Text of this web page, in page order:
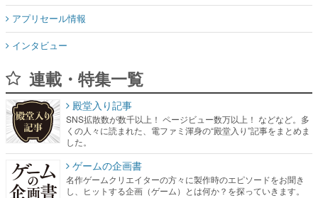
アプリセール情報
インタビュー
連載・特集一覧
殿堂入り記事
SNS拡散数が数千以上！ ページビュー数万以上！ などなど。多
くの人々に読まれた、電ファミ渾身の“殿堂入り”記事をまとめま
した。
ゲームの企画書
名作ゲームクリエイターの方々に製作時のエピソードをお聞き
し、ヒットする企画（ゲーム）とは何か？を探っていきます。